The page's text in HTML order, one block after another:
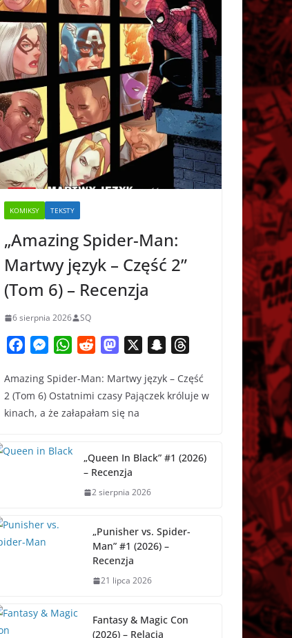
KOMIKSY TEKSTY
„Amazing Spider-Man:
Martwy język – Część 2”
(Tom 6) – Recenzja
6 sierpnia 2026 SQ
c
e
b
o
M
s
s
e
g
W
a
t
s
p
d
d
i
M
s
t
o
o
n
a
p
a
r
e
s
Amazing Spider-Man: Martwy język – Część
2 (Tom 6) Ostatnimi czasy Pajączek króluje w
kinach, a że załapałam się na
„Queen In Black” #1 (2026)
– Recenzja
2 sierpnia 2026
„Punisher vs. Spider-
Man” #1 (2026) –
Recenzja
21 lipca 2026
Fantasy & Magic Con
(2026) – Relacja